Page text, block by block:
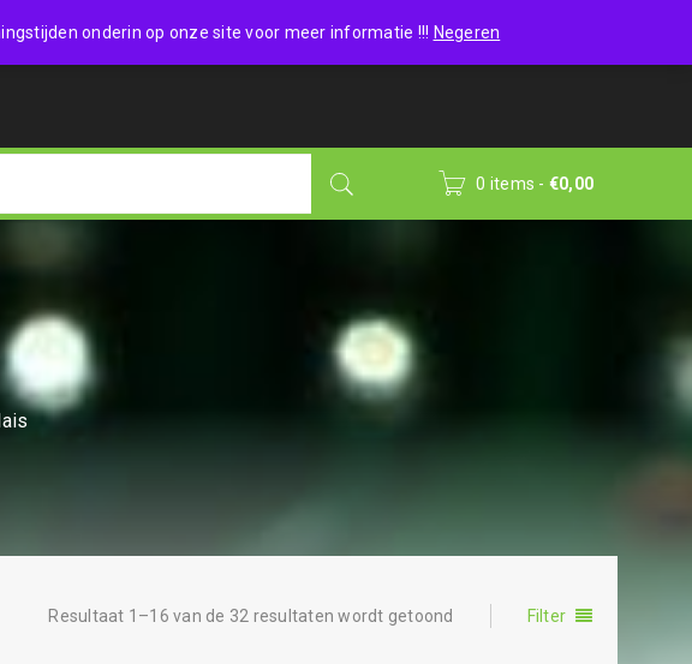
onderin op onze site voor meer informatie !!! Negeren
Wishlist (0)
0 items - €0,00
Filter
Resultaat 1–16 van de 32 resultaten wordt getoond